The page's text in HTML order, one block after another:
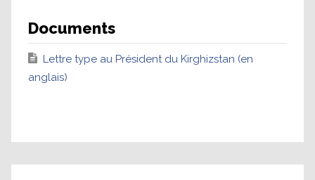
Documents
Lettre type au Président du Kirghizstan (en
anglais)